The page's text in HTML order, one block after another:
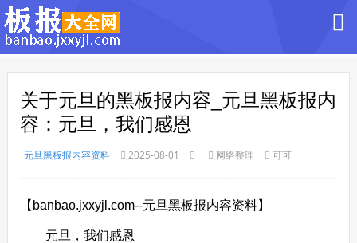
关于元旦的黑板报内容_元旦黑板报内
容：元旦，我们感恩
元旦黑板报内容资料 2025-08-01 网络整理 可可
【banbao.jxxyjl.com--元旦黑板报内容资料】
元旦，我们感恩